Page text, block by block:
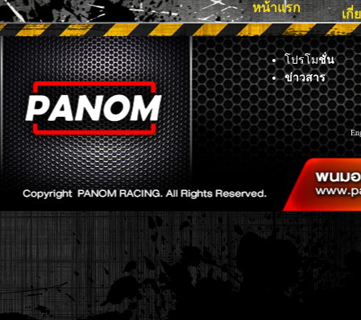
หน้าแรก เกี่
โปรโมชั่น
ข่าวสาร